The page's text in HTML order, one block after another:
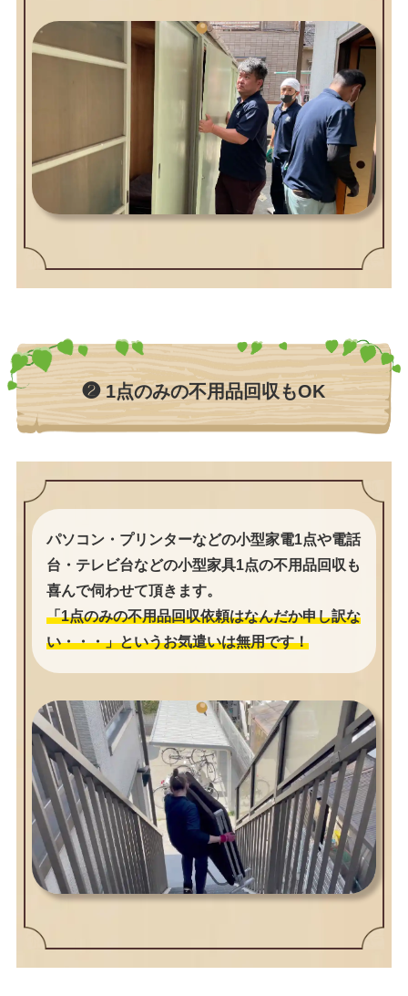
❷ 1点のみの不用品回収もOK
パソコン・プリンターなどの小型家電1点や電話
台・テレビ台などの小型家具1点の不用品回収も
喜んで伺わせて頂きます。
「1点のみの不用品回収依頼はなんだか申し訳な
い・・・」というお気遣いは無用です！